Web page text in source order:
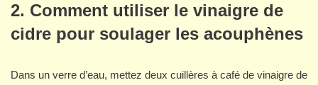
2. Comment utiliser le vinaigre de
cidre pour soulager les acouphènes
Dans un verre d’eau, mettez deux cuillères à café de vinaigre de